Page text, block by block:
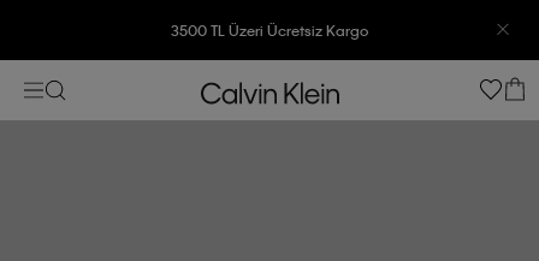
3500 TL Üzeri Ücretsiz Kargo
7500 TL Ve Üzeri Alışverişlerinizde 6 Taksit İmkanı